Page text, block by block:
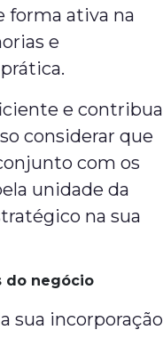
forma ativa na
e
e contribua
considerar que
com os
unidade da
na sua
do negócio
sua incorporação